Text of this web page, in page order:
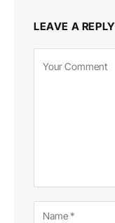
LEAVE A REPLY